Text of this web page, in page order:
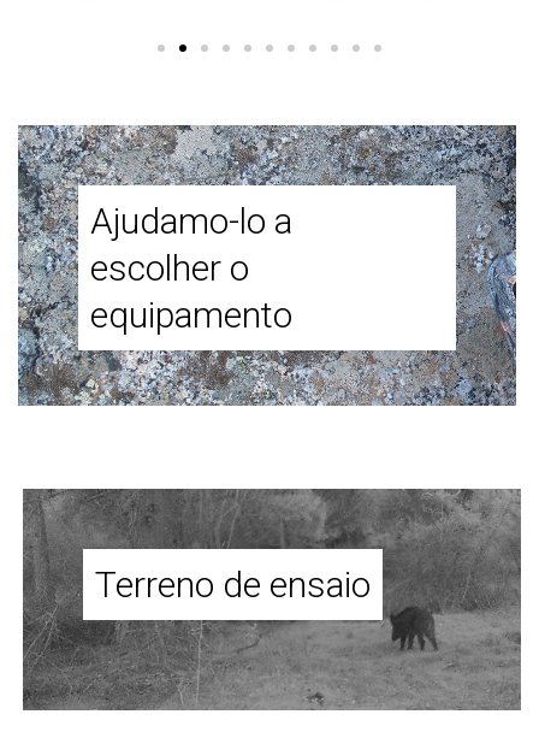
Ajudamo-lo a
escolher o
equipamento
Terreno de ensaio